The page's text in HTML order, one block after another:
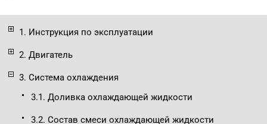
1. Инструкция по эксплуатации
2. Двигатель
3. Система охлаждения
3.1. Доливка охлаждающей жидкости
3.2. Состав смеси охлаждающей жидкости